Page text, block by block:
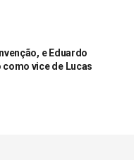
e Eduardo
vice de Lucas